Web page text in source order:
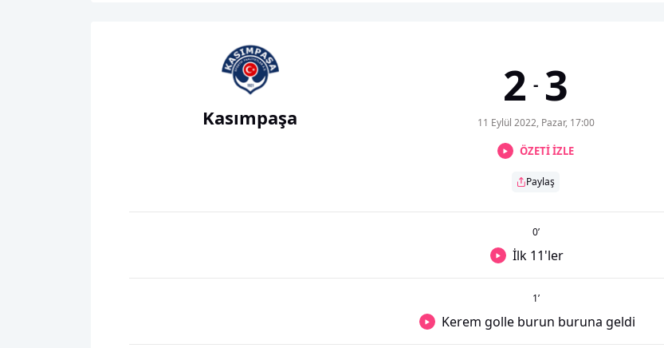
Kasımpaşa
2 - 3
11 Eylül 2022, Pazar, 17:00
ÖZETİ İZLE
Paylaş
0’
İlk 11'ler
1’
Kerem golle burun buruna geldi